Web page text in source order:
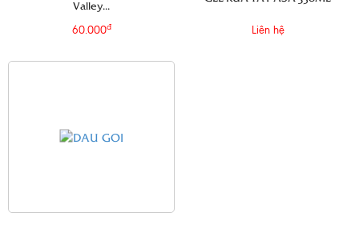
Valley...
60.000đ Liên hệ